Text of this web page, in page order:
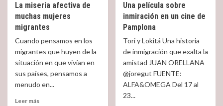
¿Emigrantes,
Inmigrantes,
o
Reacciones
opuestas
ante
atentado
de
Algeciras
La miseria afectiva de
muchas mujeres
migrantes
Cuando pensamos en los
migrantes que huyen de la
situación en que vivían en
sus países, pensamos a
menudo en...
Leer más
Una película sobre
inmiración en un cine de
Pamplona
Tori y Lokitá Una historia
de inmigración que exalta la
amistad JUAN ORELLANA
@joregut FUENTE:
ALFA&OMEGA Del 17 al
23...